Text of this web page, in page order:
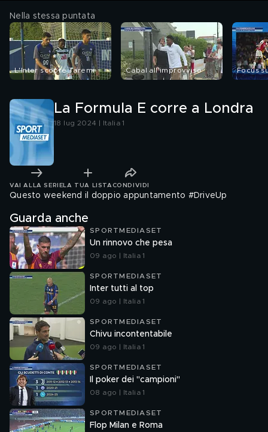
Nella stessa puntata
L'Inter scopre Taremi Cabal all'improvviso Focus
La Formula E corre a Londra
18 lug 2024 | Italia 1
VAI ALLA SERIE LA TUA LISTA CONDIVIDI
Questo weekend il doppio appuntamento #DriveUp
Guarda anche
SPORTMEDIASET
Un rinnovo che pesa
09 ago | Italia 1
SPORTMEDIASET
Inter tutti al top
09 ago | Italia 1
SPORTMEDIASET
Chivu incontentabile
09 ago | Italia 1
SPORTMEDIASET
Il poker dei "campioni"
08 ago | Italia 1
SPORTMEDIASET
Flop Milan e Roma